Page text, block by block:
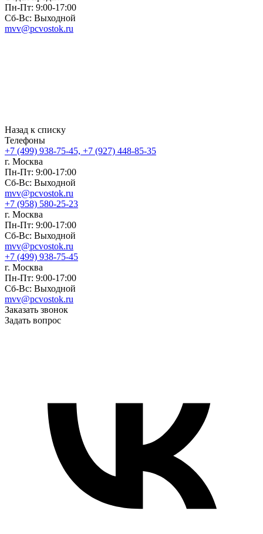
Пн-Пт: 9:00-17:00
Сб-Вс: Выходной
mvv@pcvostok.ru
Назад к списку
Телефоны
+7 (499) 938-75-45, +7 (927) 448-85-35
г. Москва
Пн-Пт: 9:00-17:00
Сб-Вс: Выходной
mvv@pcvostok.ru
+7 (958) 580-25-23
г. Москва
Пн-Пт: 9:00-17:00
Сб-Вс: Выходной
mvv@pcvostok.ru
+7 (499) 938-75-45
г. Москва
Пн-Пт: 9:00-17:00
Сб-Вс: Выходной
mvv@pcvostok.ru
Заказать звонок
Задать вопрос